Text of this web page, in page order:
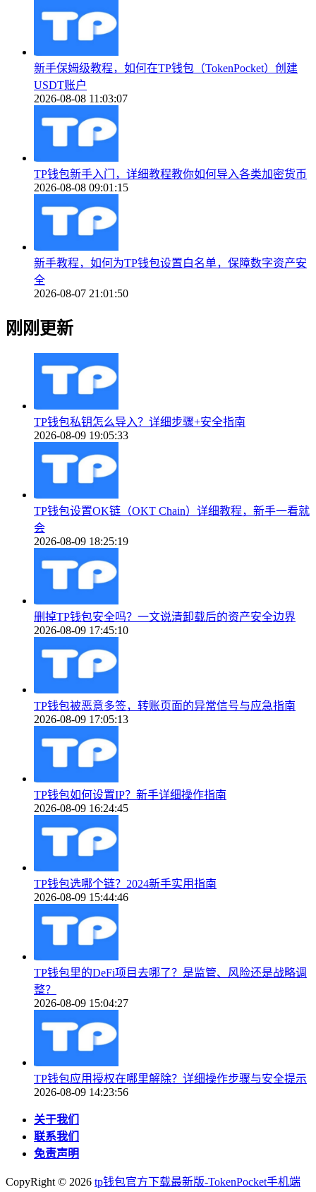
新手保姆级教程，如何在TP钱包（TokenPocket）创建
USDT账户
2026-08-08 11:03:07
TP钱包新手入门，详细教程教你如何导入各类加密货币
2026-08-08 09:01:15
新手教程，如何为TP钱包设置白名单，保障数字资产安
全
2026-08-07 21:01:50
刚刚更新
TP钱包私钥怎么导入？详细步骤+安全指南
2026-08-09 19:05:33
TP钱包设置OK链（OKT Chain）详细教程，新手一看就
会
2026-08-09 18:25:19
删掉TP钱包安全吗？一文说清卸载后的资产安全边界
2026-08-09 17:45:10
TP钱包被恶意多签，转账页面的异常信号与应急指南
2026-08-09 17:05:13
TP钱包如何设置IP？新手详细操作指南
2026-08-09 16:24:45
TP钱包选哪个链？2024新手实用指南
2026-08-09 15:44:46
TP钱包里的DeFi项目去哪了？是监管、风险还是战略调
整？
2026-08-09 15:04:27
TP钱包应用授权在哪里解除？详细操作步骤与安全提示
2026-08-09 14:23:56
关于我们
联系我们
免责声明
CopyRight © 2026 tp钱包官方下载最新版-TokenPocket手机端